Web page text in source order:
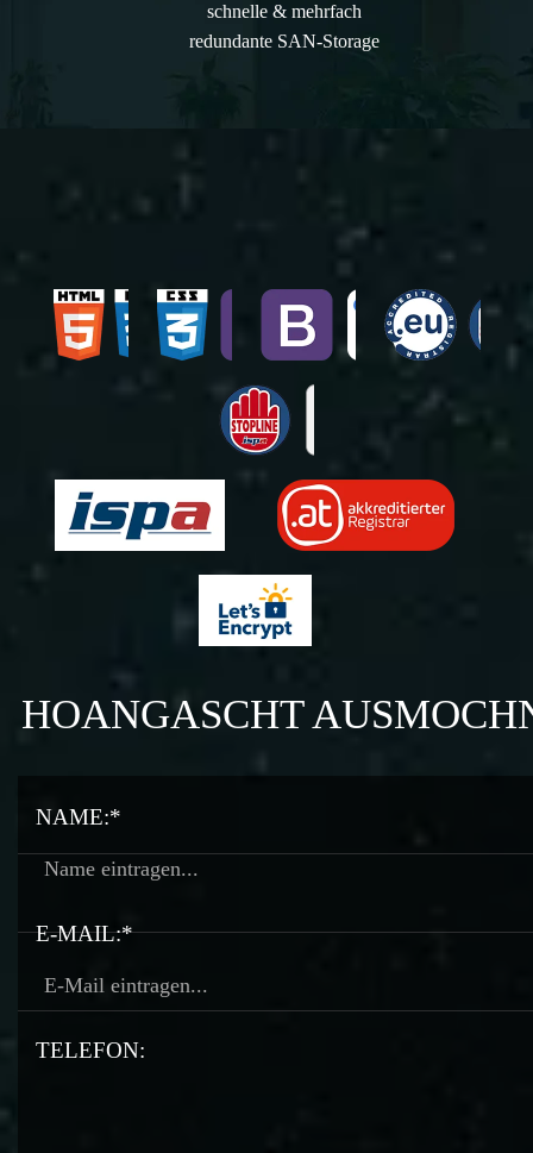
schnelle & mehrfach
redundante SAN-Storage
HOANGASCHT
NAME:*
E-MAIL:*
TELEFON: